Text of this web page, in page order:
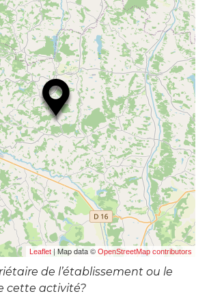
Leaflet | Map data © OpenStreetMap contributors
de l’établissement ou le
cette activité?